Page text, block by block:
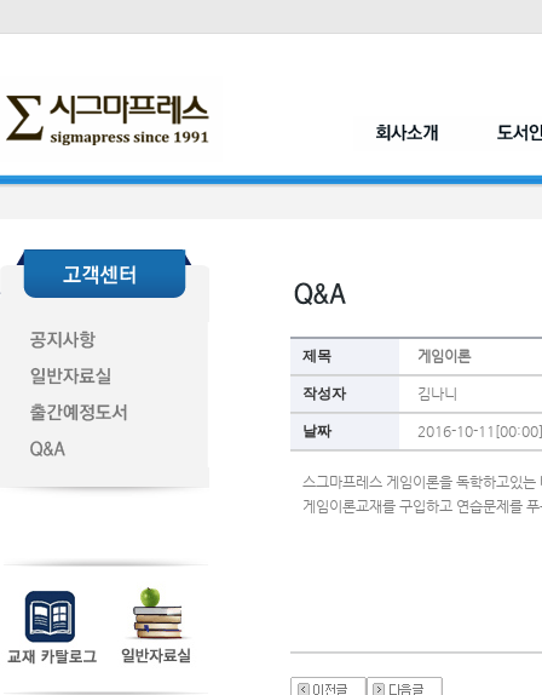
제목 게임이론
작성자 김나니
날짜 2016-10-11[00:00]
스그마프레스 게임이론을 독학하고있는
게임이론교재를 구입하고 연습문제를